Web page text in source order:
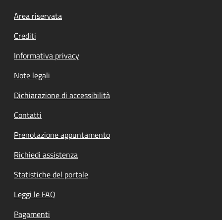
Footer menu
Area riservata
Crediti
Informativa privacy
Note legali
Dichiarazione di accessibilità
Contatti
Prenotazione appuntamento
Richiedi assistenza
Statistiche del portale
Leggi le FAQ
Pagamenti